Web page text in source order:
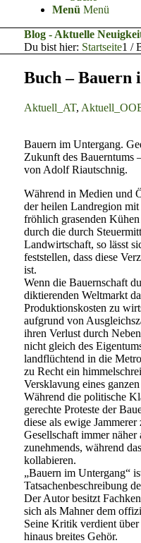
Menü Menü
Blog - Aktuelle
Du bist hier: Startseite1 /
Buch – Bauern
Aktuell_AT,
Bauern im Untergang.
Zukunft des Bauerntums
von Adolf Riautschnig.
Während in Medien und
der heilen Landregion
fröhlich grasenden
durch die durch
Landwirtschaft, so lässt
feststellen, dass diese
ist.
Wenn die Bauernschaft
diktierenden Weltmarkt
Produktionskosten zu
aufgrund von
ihren Verlust durch
nicht gleich des
landflüchtend in die
zu Recht ein
Versklavung eines
Während die politische
gerechte Proteste der
diese als ewige
Gesellschaft immer
zunehmends, während
kollabieren.
„Bauern im Untergang“
Tatsachenbeschreibung
Der Autor besitzt
sich als Mahner dem
Seine Kritik verdient
hinaus breites Gehör.